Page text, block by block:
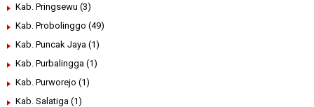
Kab. Pringsewu (3)
Kab. Probolinggo (49)
Kab. Puncak Jaya (1)
Kab. Purbalingga (1)
Kab. Purworejo (1)
Kab. Salatiga (1)